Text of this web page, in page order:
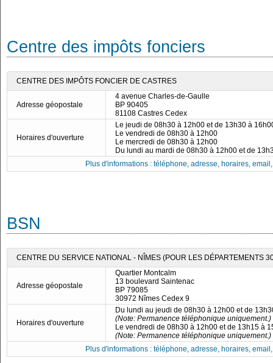
Centre des impôts fonciers
CENTRE DES IMPÔTS FONCIER DE CASTRES
Adresse géopostale
4 avenue Charles-de-Gaulle
BP 90405
81108 Castres Cedex
Horaires d'ouverture
Le jeudi de 08h30 à 12h00 et de 13h30 à
Le vendredi de 08h30 à 12h00
Le mercredi de 08h30 à 12h00
Du lundi au mardi de 08h30 à 12h00 et de
Plus d'informations : téléphone, adresse, horaires,
BSN
CENTRE DU SERVICE NATIONAL - NÎMES (POUR LES DÉPARTEMENTS
Adresse géopostale
Quartier Montcalm
13 boulevard Saintenac
BP 79085
30972 Nîmes Cedex 9
Horaires d'ouverture
Du lundi au jeudi de 08h30 à 12h00 et de
(Note: Permanence téléphonique uniquement.)
Le vendredi de 08h30 à 12h00 et de 13h15 à
(Note: Permanence téléphonique uniquement.)
Plus d'informations : téléphone, adresse, horaires,